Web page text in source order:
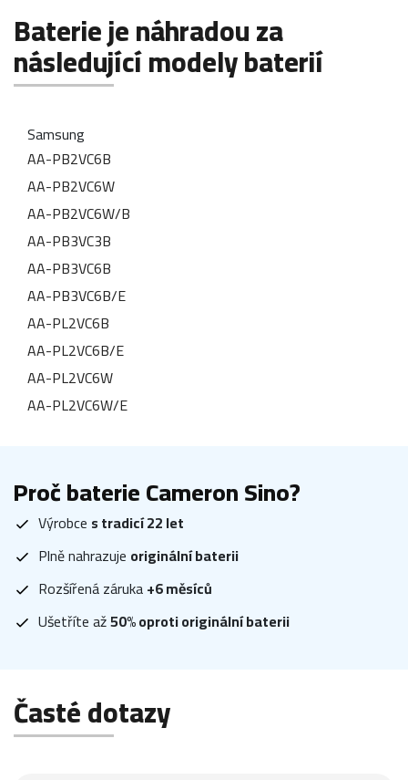
Baterie je náhradou za
následující modely baterií
Samsung
AA-PB2VC6B
AA-PB2VC6W
AA-PB2VC6W/B
AA-PB3VC3B
AA-PB3VC6B
AA-PB3VC6B/E
AA-PL2VC6B
AA-PL2VC6B/E
AA-PL2VC6W
AA-PL2VC6W/E
Proč baterie Cameron Sino?
Výrobce s tradicí 22 let
Plně nahrazuje originální baterii
Rozšířená záruka+6 měsíců
Ušetříte až50% oproti originální baterii
Časté dotazy